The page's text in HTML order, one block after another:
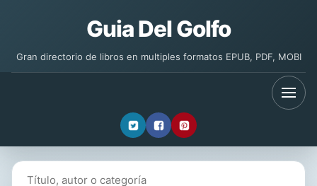
Guia Del Golfo
Gran directorio de libros en multiples formatos EPUB, PDF, MOBI